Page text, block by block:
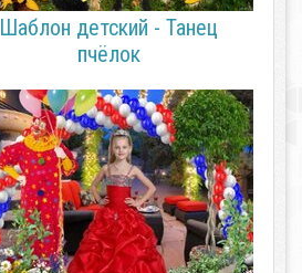
Шаблон детский - Танец
пчёлок